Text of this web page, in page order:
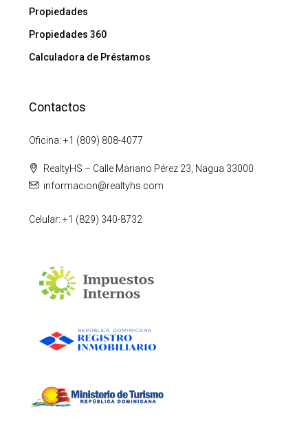
Propiedades
Propiedades 360
Calculadora de Préstamos
Contactos
Oficina: +1 (809) 808-4077
RealtyHS – Calle Mariano Pérez 23, Nagua 33000
informacion@realtyhs.com
Celular: +1 (829) 340-8732